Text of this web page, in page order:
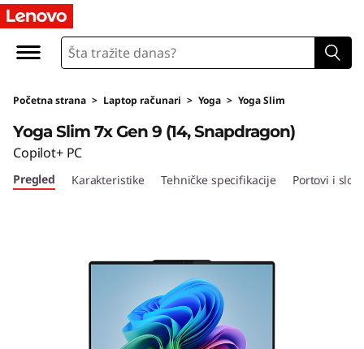
L
n
o
v
o
Početna strana > Laptop računari > Yoga > Yoga Slim
Yoga Slim 7x Gen 9 (14, Snapdragon)
Copilot+ PC
Pregled Karakteristike Tehničke specifikacije Portovi i